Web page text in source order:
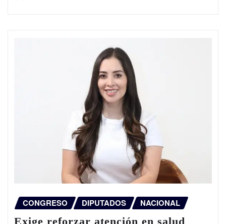
CONGRESO DIPUTADOS NACIONAL
Exige reforzar atención en salud